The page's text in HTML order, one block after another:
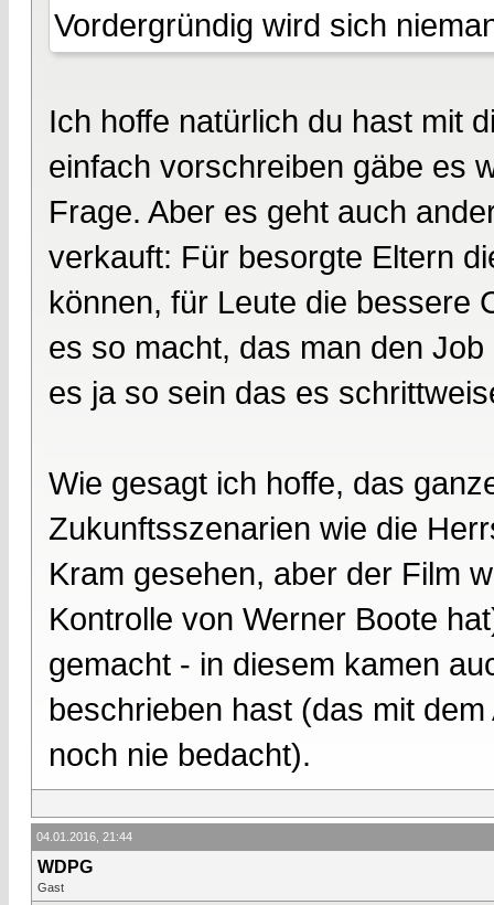
Vordergründig wird sich
Ich hoffe natürlich du hast mit
einfach vorschreiben gäbe es
Frage. Aber es geht auch
verkauft: Für besorgte Eltern
können, für Leute die bessere
es so macht, das man den
es ja so sein das es
Wie gesagt ich hoffe, das
Zukunftsszenarien wie die
Kram gesehen, aber der Film
Kontrolle von Werner Boote
gemacht - in diesem kamen
beschrieben hast (das mit
noch nie bedacht).
04.01.2016, 21:44
WDPG
Gast